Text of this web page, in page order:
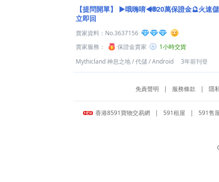
【提問開單】
►哦嗨唷◄🌐20萬保證金🔮火速
立即回
賣家資料： No.3637156
賣家服務：
保證金賣家
1小時交貨
Mythicland 神息之地/代儲/Android 3年前刊登
免責聲明 | 服務條款 | 隱
香港8591寶物交易網 | 591租屋 | 591售